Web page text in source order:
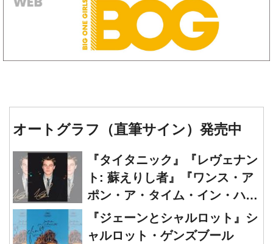
オートグラフ（直筆サイン）発売中
『タイタニック』『レヴェナン
ト: 蘇えりし者』『ワンス・ア
ポン・ア・タイム・イン・ハリ
ウッド』レオナルド・ディカプ
リオ 直筆オートグラフ発売中
『ジェーンとシャルロット』シ
ャルロット・ゲンズブール